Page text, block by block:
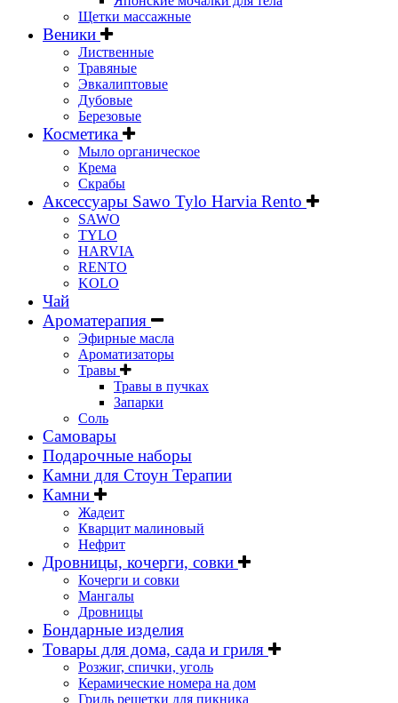
Щетки массажные
Веники
Лиственные
Травяные
Эвкалиптовые
Дубовые
Березовые
Косметика
Мыло органическое
Крема
Скрабы
Аксессуары Sawo Tylo Harvia Rento
SAWO
TYLO
HARVIA
RENTO
KOLO
Чай
Ароматерапия
Эфирные масла
Ароматизаторы
Травы
Травы в пучках
Запарки
Соль
Самовары
Подарочные наборы
Камни для Стоун Терапии
Камни
Жадеит
Кварцит малиновый
Нефрит
Дровницы, кочерги, совки
Кочерги и совки
Мангалы
Дровницы
Бондарные изделия
Товары для дома, сада и гриля
Розжиг, спички, уголь
Керамические номера на дом
Гриль решетки для пикника